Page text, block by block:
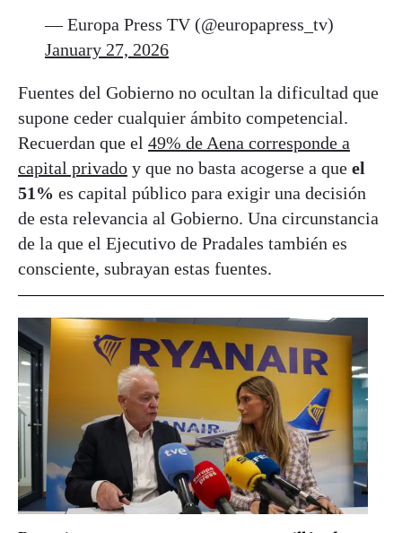
— Europa Press TV (@europapress_tv)
January 27, 2026
Fuentes del Gobierno no ocultan la dificultad que
supone ceder cualquier ámbito competencial.
Recuerdan que el 49% de Aena corresponde a
capital privado y que no basta acogerse a que el
51% es capital público para exigir una decisión
de esta relevancia al Gobierno. Una circunstancia
de la que el Ejecutivo de Pradales también es
consciente, subrayan estas fuentes.